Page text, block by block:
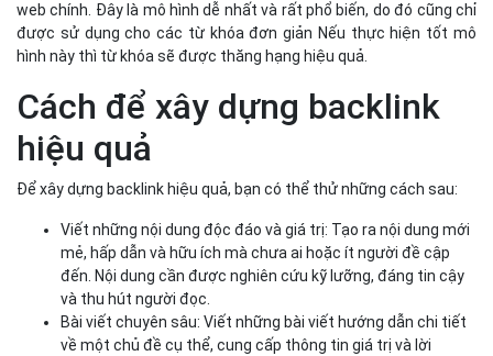
web chính. Đây là mô hình dễ nhất và rất phổ biến, do đó cũng chỉ
được sử dụng cho các từ khóa đơn giản Nếu thực hiện tốt mô
hình này thì từ khóa sẽ được thăng hạng hiệu quả.
Cách để xây dựng backlink
hiệu quả
Để xây dựng backlink hiệu quả, bạn có thể thử những cách sau:
Viết những nội dung độc đáo và giá trị: Tạo ra nội dung mới
mẻ, hấp dẫn và hữu ích mà chưa ai hoặc ít người đề cập
đến. Nội dung cần được nghiên cứu kỹ lưỡng, đáng tin cậy
và thu hút người đọc.
Bài viết chuyên sâu: Viết những bài viết hướng dẫn chi tiết
về một chủ đề cụ thể, cung cấp thông tin giá trị và lời